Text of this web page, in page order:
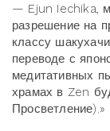
— Ejun Iechika,
разрешение на
классу
переводе с
медитативных
храмах в Zen
Просветление).»